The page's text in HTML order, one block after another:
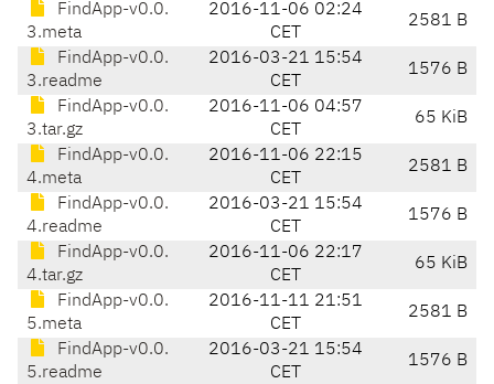
FindApp-v0.0.
3.meta
2016-11-06 02:24
CET
2581 B
FindApp-v0.0.
3.readme
2016-03-21 15:54
CET
1576 B
FindApp-v0.0.
3.tar.gz
2016-11-06 04:57
CET
65 KiB
FindApp-v0.0.
4.meta
2016-11-06 22:15
CET
2581 B
FindApp-v0.0.
4.readme
2016-03-21 15:54
CET
1576 B
FindApp-v0.0.
4.tar.gz
2016-11-06 22:17
CET
65 KiB
FindApp-v0.0.
5.meta
2016-11-11 21:51
CET
2581 B
FindApp-v0.0.
5.readme
2016-03-21 15:54
CET
1576 B